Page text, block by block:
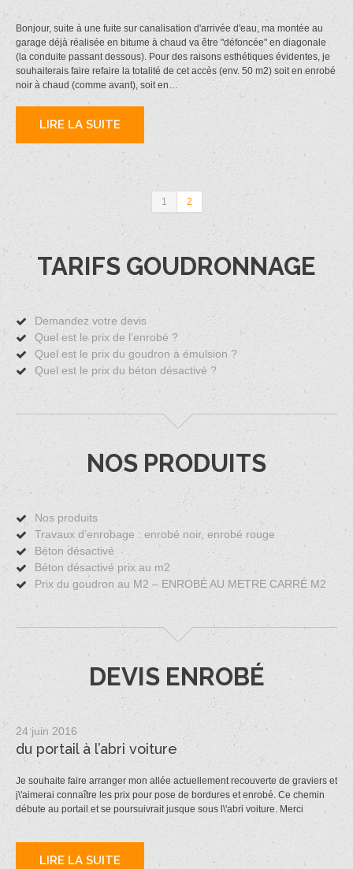
Bonjour, suite à une fuite sur canalisation d'arrivée d'eau, ma montée au
garage déjà réalisée en bitume à chaud va être "défoncée" en diagonale
(la conduite passant dessous). Pour des raisons esthétiques évidentes, je
souhaiterais faire refaire la totalité de cet accès (env. 50 m2) soit en enrobé
noir à chaud (comme avant), soit en…
LIRE LA SUITE
1 2
TARIFS GOUDRONNAGE
Demandez votre devis
Quel est le prix de l’enrobé ?
Quel est le prix du goudron à émulsion ?
Quel est le prix du béton désactivé ?
NOS PRODUITS
Nos produits
Travaux d’enrobage : enrobé noir, enrobé rouge
Béton désactivé
Béton désactivé prix au m2
Prix du goudron au M2 – ENROBÉ AU METRE CARRÉ M2
DEVIS ENROBÉ
24 juin 2016
du portail à l’abri voiture
Je souhaite faire arranger mon allée actuellement recouverte de graviers et
j\'aimerai connaître les prix pour pose de bordures et enrobé. Ce chemin
débute au portail et se poursuivrait jusque sous l\'abri voiture. Merci
LIRE LA SUITE